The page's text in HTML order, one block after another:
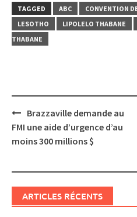
TAGGED
ABC
CONVENTION
LESOTHO
LIPOLELO THABANE
THABANE
Post
navigation
Brazzaville demande au
FMI une aide d’urgence d’au
moins 300 millions $
ARTICLES RÉCENTS